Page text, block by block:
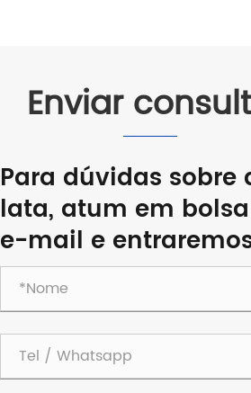
Enviar
Para dúvidas
lata, atum em
e-mail e